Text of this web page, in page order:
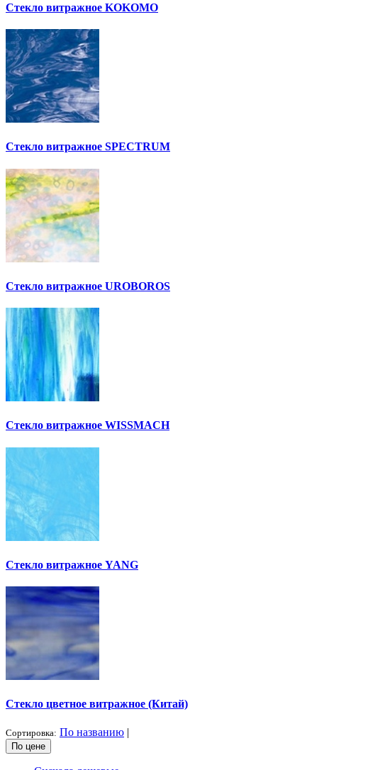
Стекло витражное KOKOMO
Стекло витражное SPECTRUM
Стекло витражное UROBOROS
Стекло витражное WISSMACH
Стекло витражное YANG
Стекло цветное витражное (Китай)
Сортировка: По названию |
По цене